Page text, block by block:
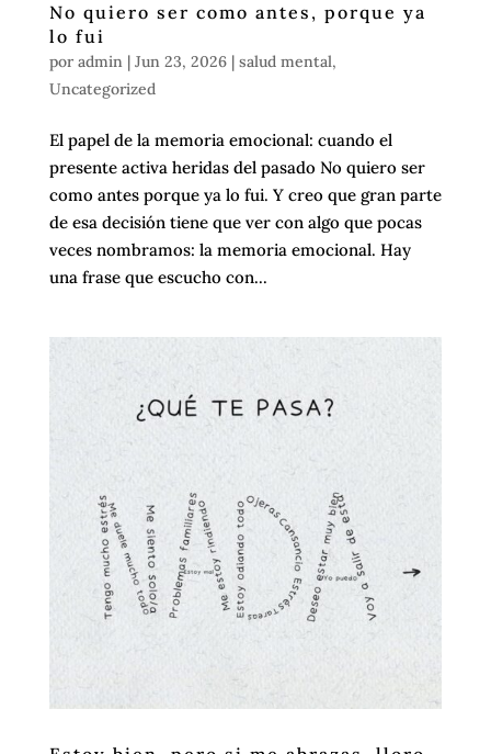
No quiero ser como antes, porque ya
lo fui
por admin| Jun 23, 2026| salud mental,
Uncategorized
El papel de la memoria emocional: cuando el
presente activa heridas del pasado No quiero ser
como antes porque ya lo fui. Y creo que gran parte
de esa decisión tiene que ver con algo que pocas
veces nombramos: la memoria emocional. Hay
una frase que escucho con...